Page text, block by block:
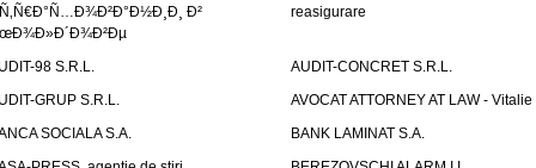
Ð²
reasigurare
98 S.R.L.
AUDIT-CONCRET S.R.L.
GRUP S.R.L.
AVOCAT ATTORNEY AT LAW - Vitalie
SOCIALA S.A.
BANK LAMINAT S.A.